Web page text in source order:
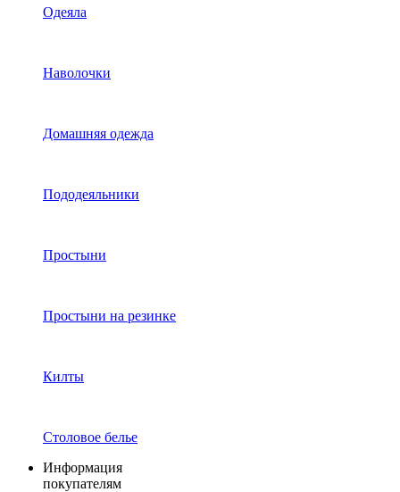
Одеяла
Наволочки
Домашняя одежда
Пододеяльники
Простыни
Простыни на резинке
Килты
Столовое белье
Информация
покупателям